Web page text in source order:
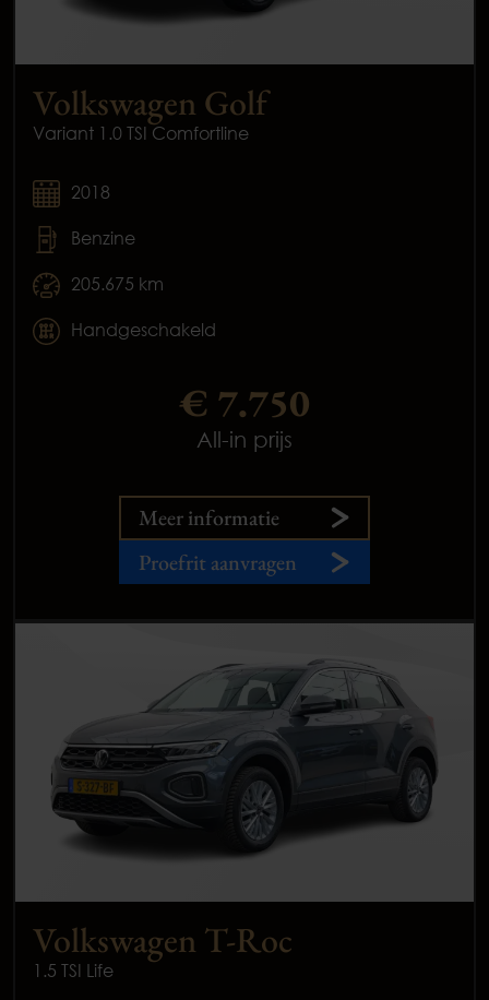
Volkswagen Golf
Variant 1.0 TSI Comfortline
2018
Benzine
205.675 km
Handgeschakeld
€ 7.750
All-in prijs
Meer informatie
Proefrit aanvragen
Volkswagen T-Roc
1.5 TSI Life